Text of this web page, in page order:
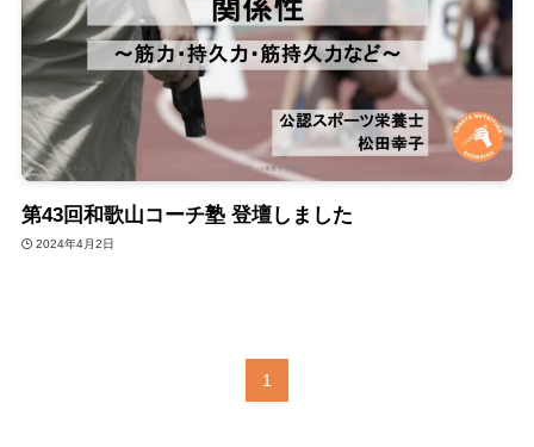
第43回和歌山コーチ塾 登壇しました
2024年4月2日
1